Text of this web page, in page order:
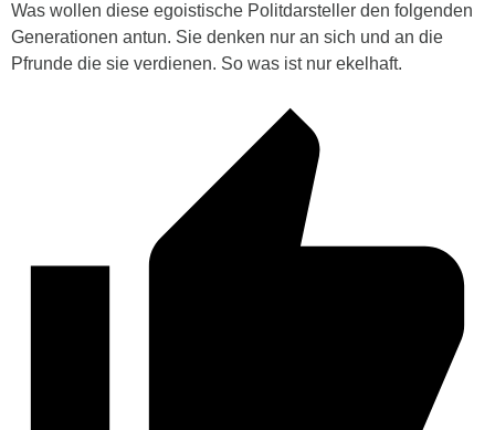
Was wollen diese egoistische Politdarsteller den folgenden
Generationen antun. Sie denken nur an sich und an die
Pfrunde die sie verdienen. So was ist nur ekelhaft.